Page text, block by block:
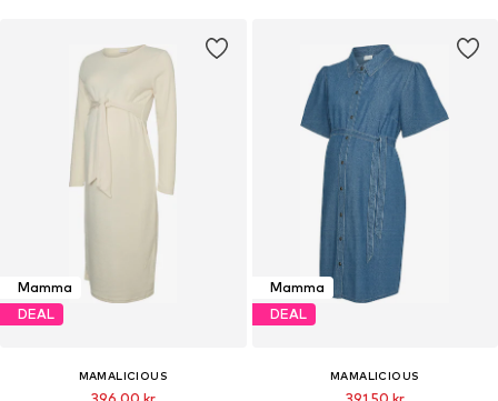
Mamma
DEAL
MAMALICIOUS
Mamma
DEAL
MAMALICIOUS